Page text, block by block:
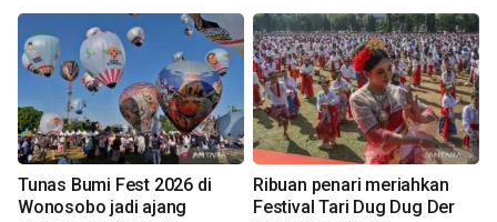
Tunas Bumi Fest 2026 di
Wonosobo jadi ajang
Ribuan penari meriahkan
Festival Tari Dug Dug Der